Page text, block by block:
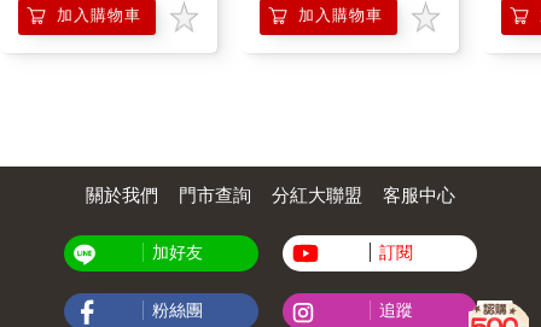
加入購物車 加入購物車
關於我們 門市查詢 分紅大聯盟 客服中心
加好友 訂閱
粉絲團 追蹤